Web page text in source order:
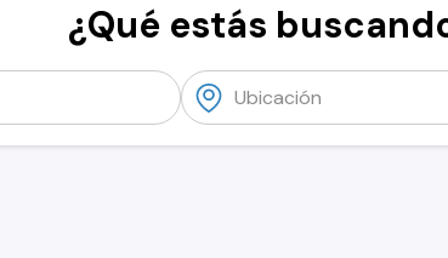
¿Qué estás